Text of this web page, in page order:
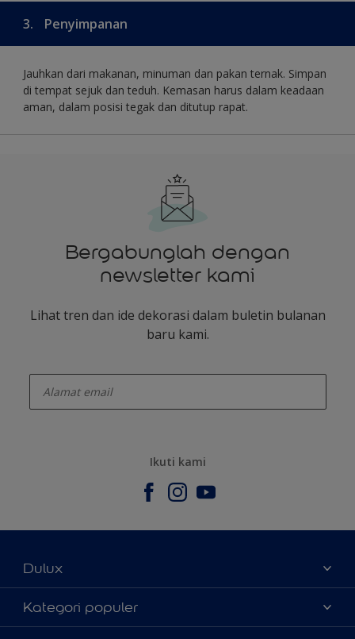
3. Penyimpanan
Jauhkan dari makanan, minuman dan pakan ternak. Simpan
di tempat sejuk dan teduh. Kemasan harus dalam keadaan
aman, dalam posisi tegak dan ditutup rapat.
Bergabunglah dengan
newsletter kami
Lihat tren dan ide dekorasi dalam buletin bulanan
baru kami.
Ikuti kami
Dulux
Tentang Kami
Contact us
Kategori populer